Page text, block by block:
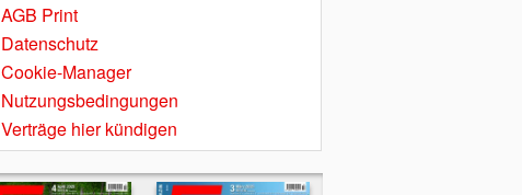
AGB Print
Datenschutz
Cookie-Manager
Nutzungsbedingungen
Verträge hier kündigen